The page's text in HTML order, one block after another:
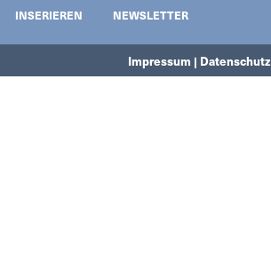
INSERIEREN
NEWSLETTER
Impressum | Datenschutz